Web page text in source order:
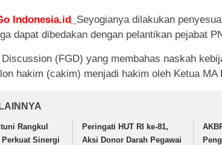
Indonesia.id_ Seyogianya dilakukan
dapat dibedakan dengan pelantikan pejabat
(FGD) yang membahas naskah
hakim (cakim) menjadi hakim oleh Ketua MA
Rangkul
Sinergi
Peringati HUT RI ke-81,
Aksi Donor Darah Pegawai